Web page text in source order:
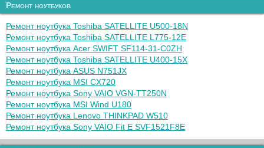
Ремонт ноутбуков
Ремонт ноутбука Toshiba SATELLITE U500-18N
Ремонт ноутбука Toshiba SATELLITE L775-12E
Ремонт ноутбука Acer SWIFT SF114-31-C0ZH
Ремонт ноутбука Toshiba SATELLITE U400-15X
Ремонт ноутбука ASUS N751JX
Ремонт ноутбука MSI CX720
Ремонт ноутбука Sony VAIO VGN-TT250N
Ремонт ноутбука MSI Wind U180
Ремонт ноутбука Lenovo THINKPAD W510
Ремонт ноутбука Sony VAIO Fit E SVF1521F8E